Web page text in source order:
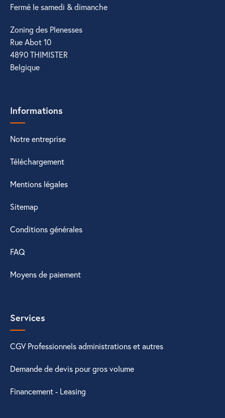
Fermé le samedi & dimanche
Zoning des Plenesses
Rue Abot 10
4890 THIMISTER
Belgique
Informations
Notre entreprise
Téléchargement
Mentions légales
Sitemap
Conditions générales
FAQ
Moyens de paiement
Services
CGV Professionnels administrations et autres
Demande de devis pour gros volume
Financement - Leasing